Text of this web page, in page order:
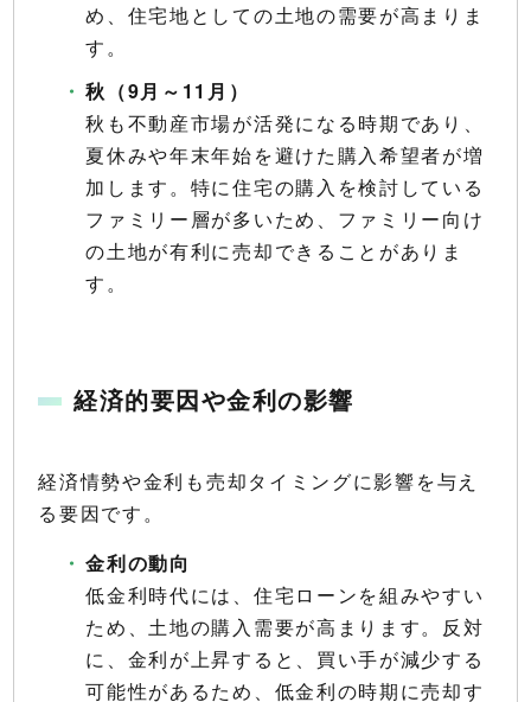
め、住宅地としての土地の需要が高まりま
す。
秋（9月～11月）
秋も不動産市場が活発になる時期であり、
夏休みや年末年始を避けた購入希望者が増
加します。特に住宅の購入を検討している
ファミリー層が多いため、ファミリー向け
の土地が有利に売却できることがありま
す。
経済的要因や金利の影響
経済情勢や金利も売却タイミングに影響を与え
る要因です。
金利の動向
低金利時代には、住宅ローンを組みやすい
ため、土地の購入需要が高まります。反対
に、金利が上昇すると、買い手が減少する
可能性があるため、低金利の時期に売却す